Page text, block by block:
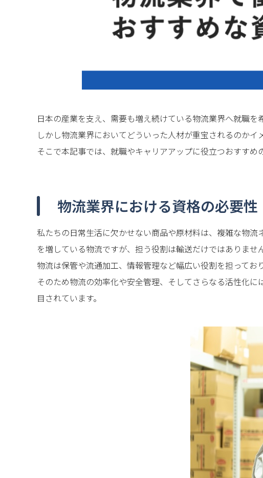
日本の産業を支え、需要も増え続けている物流業界へ就職
しかし物流業界においてどういった人材が重宝されるのかイ
そこで本記事では、就職やキャリアアップに役立つおすすめ
物流業界における資格の必要性
私たちの日常生活に欠かせない商品や原材料は、複雑な物
を増している物流ですが、担う役割は輸送だけではありませ
物流は保管や流通加工、情報管理など幅広い役割を担ってお
そのため物流の効率化や安全管理、そしてさらなる活性化
目されています。